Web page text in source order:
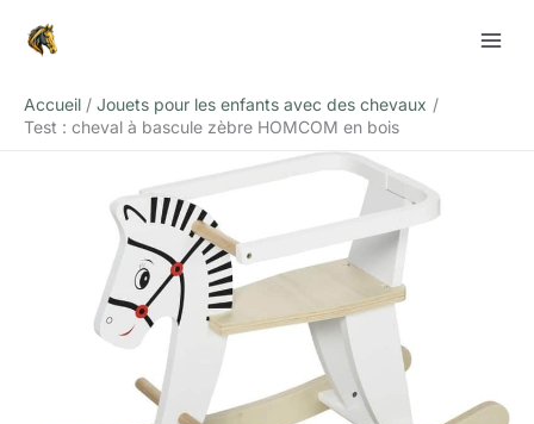
Accueil
Jouets pour les enfants avec des chevaux
Test : cheval à bascule zèbre HOMCOM en bois